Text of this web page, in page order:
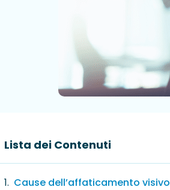
Lista dei Contenuti
Cause dell’affaticamento visivo